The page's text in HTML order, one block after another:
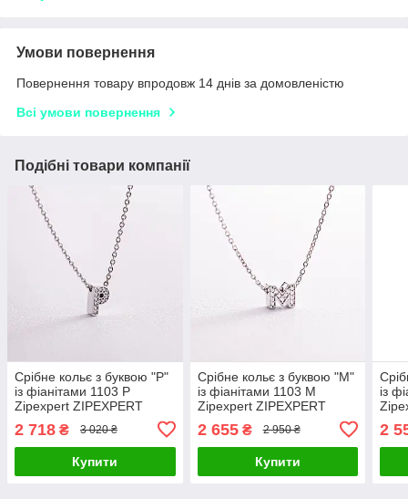
Умови повернення
Повернення товару впродовж 14 днів за домовленістю
Всі умови повернення
Подібні товари компанії
Срібне кольє з буквою "Р"
із фіанітами 1103 Р
Zipexpert ZIPEXPERT
2 718 ₴ 3 020 ₴
Купити
Срібне кольє з буквою "М"
із фіанітами 1103 М
Zipexpert ZIPEXPERT
2 655₴ 2 950 ₴
Купити
із
2